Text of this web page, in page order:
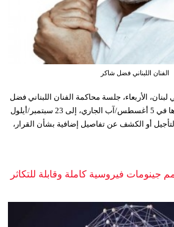
الفنان اللبناني فضل شاكر
الأربعاء، جلسة محاكمة الفنان اللبناني فضل
شاكر، التي كانت مقرر عقدها في 5 أغسطس/آب الجاري، إلى 23 سبتمبر/أيلول
أو الكشف عن تفاصيل إضافية بشأن القرار،
جينومات فيروسية كاملة وقابلة للتكاثر